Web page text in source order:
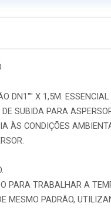
DN1"" X 1,5M.
SUBIDA PARA
ÀS CONDIÇÕES
PARA TRABALHAR A
MESMO PADRÃO,